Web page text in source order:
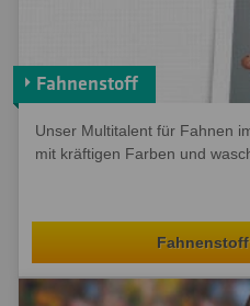
Fahnenstoff
Unser Multitalent für Fahnen
mit kräftigen Farben und